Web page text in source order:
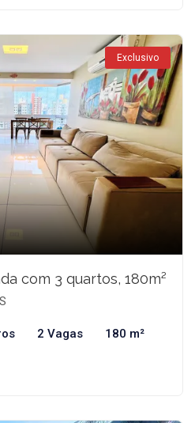
Exclusivo
com 3 quartos, 180m²
2 Vagas 180 m²